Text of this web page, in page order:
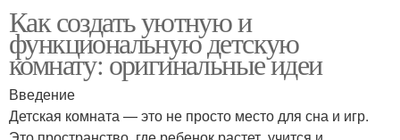
Как создать уютную и
функциональную детскую
комнату: оригинальные идеи
Введение
Детская комната — это не просто место для сна и игр.